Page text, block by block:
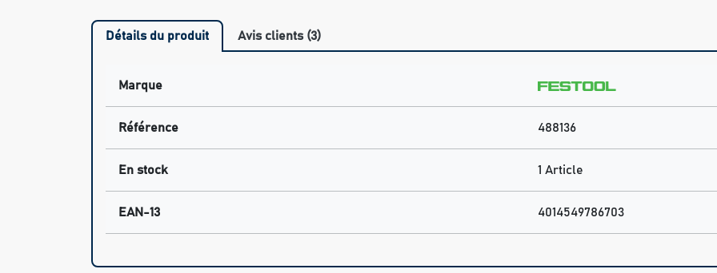
Détails du produit Avis clients (3)
Marque
Référence 488136
En stock 1 Article
EAN-13 4014549786703